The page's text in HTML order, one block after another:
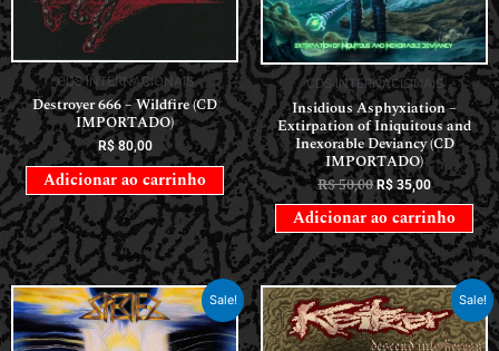
CDS INTERNACIONAIS
Destroyer 666 – Wildfire (CD
IMPORTADO)
R$80,00
Adicionar ao carrinho
CDS INTERNACIONAIS
Insidious Asphyxiation –
Extirpation of Iniquitous and
Inexorable Deviancy (CD
IMPORTADO)
R$50,00 R$ 35,00
Adicionar ao carrinho
Sale! Sale!